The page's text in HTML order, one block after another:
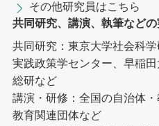
その他研究員はこちら
共同研究、講演、執筆など
共同研究：東京大学社会科
実践政策学センター、早稲
総研など
講演・研修：全国の自治体・
教育関連団体など